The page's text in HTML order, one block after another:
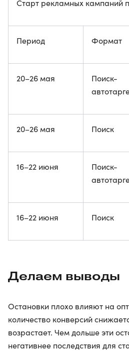
Старт рекламных кампаний
Период Формат
20–26 мая
Поиск-
20–26 мая Поиск
16–22 июня
Поиск-
16–22 июня Поиск
Делаем выводы
Остановки плохо влияют на
количество конверсий
возрастает. Чем дольше эти
негативнее последствия для